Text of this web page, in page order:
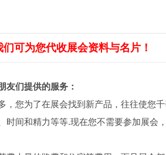
可为您代收展会资料与名片！
们提供的服务：
，您为了在展会找到新产品，往往使您
时间和精力等等.现在您不需要参加展会